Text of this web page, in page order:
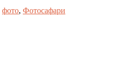
фото, Фотосафари